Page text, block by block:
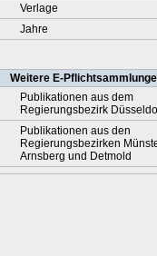
Verlage
Jahre
Weitere E-
Publikationen aus dem
Regierungsbezirk
Publikationen aus den
Regierungsbezirken
Arnsberg und Detmold